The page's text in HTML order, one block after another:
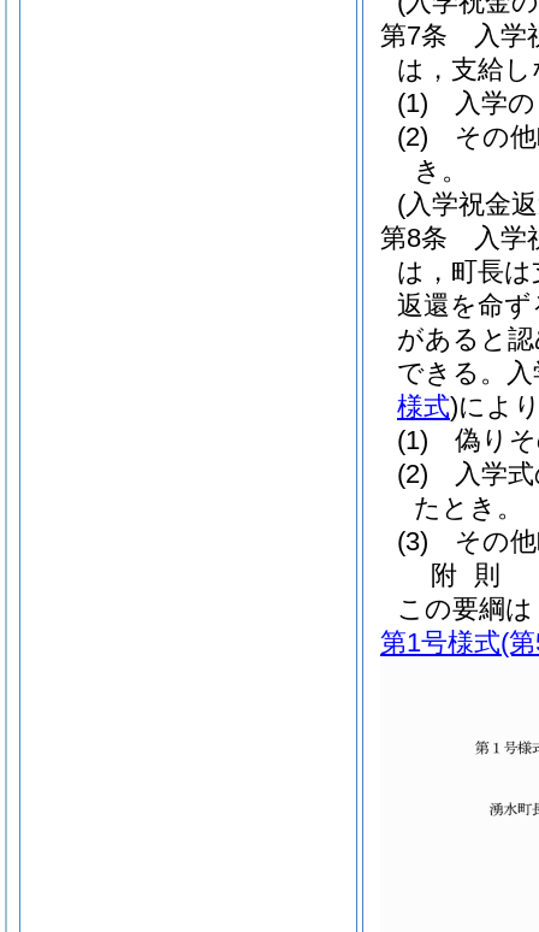
第7条
入学
は，支給
(1)
入学
(2)
その
き。
(入学祝金
第8条
入学
は，町長
返還を命
があると
できる。
様式)によ
(1)
偽り
(2)
入学
たとき。
(3)
その
附 則
この要綱
第1号様式(